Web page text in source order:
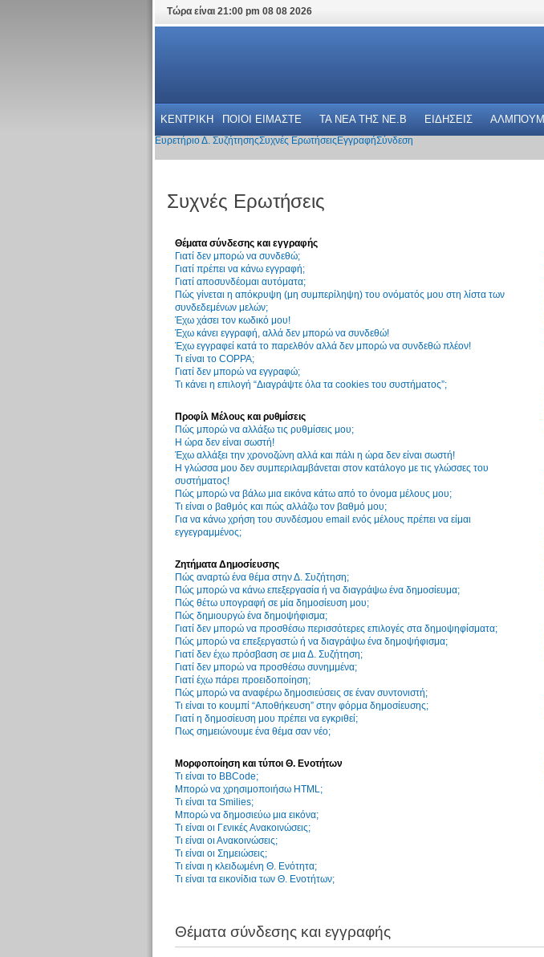
Τώρα είναι 21:00 pm 08 08 2026
ΚΕΝΤΡΙΚΗ ΠΟΙΟΙ ΕΙΜΑΣΤΕ ΤΑ ΝΕΑ THΣ NE.B ΕΙΔΗΣΕΙΣ ΑΛΜΠΟΥΜ
Ευρετήριο Δ. ΣυζήτησηςΣυχνές Ερωτήσεις ΕγγραφήΣύνδεση
Συχνές Ερωτήσεις
Θέματα σύνδεσης και εγγραφής
Γιατί δεν μπορώ να συνδεθώ;
Γιατί πρέπει να κάνω εγγραφή;
Γιατί αποσυνδέομαι αυτόματα;
Πώς γίνεται η απόκρυψη (μη συμπερίληψη) του ονόματός μου στη λίστα των
συνδεδεμένων μελών;
Έχω χάσει τον κωδικό μου!
Έχω κάνει εγγραφή, αλλά δεν μπορώ να συνδεθώ!
Έχω εγγραφεί κατά το παρελθόν αλλά δεν μπορώ να συνδεθώ πλέον!
Τι είναι το COPPA;
Γιατί δεν μπορώ να εγγραφώ;
Τι κάνει η επιλογή “Διαγράψτε όλα τα cookies του συστήματος”;
Προφίλ Μέλους και ρυθμίσεις
Πώς μπορώ να αλλάξω τις ρυθμίσεις μου;
Η ώρα δεν είναι σωστή!
Έχω αλλάξει την χρονοζώνη αλλά και πάλι η ώρα δεν είναι σωστή!
Η γλώσσα μου δεν συμπεριλαμβάνεται στον κατάλογο με τις γλώσσες του
συστήματος!
Πώς μπορώ να βάλω μια εικόνα κάτω από το όνομα μέλους μου;
Τι είναι ο βαθμός και πώς αλλάζω τον βαθμό μου;
Για να κάνω χρήση του συνδέσμου email ενός μέλους πρέπει να είμαι
εγγεγραμμένος;
Ζητήματα Δημοσίευσης
Πώς αναρτώ ένα θέμα στην Δ. Συζήτηση;
Πώς μπορώ να κάνω επεξεργασία ή να διαγράψω ένα δημοσίευμα;
Πώς θέτω υπογραφή σε μία δημοσίευση μου;
Πώς δημιουργώ ένα δημοψήφισμα;
Γιατί δεν μπορώ να προσθέσω περισσότερες επιλογές στα δημοψηφίσματα;
Πώς μπορώ να επεξεργαστώ ή να διαγράψω ένα δημοψήφισμα;
Γιατί δεν έχω πρόσβαση σε μια Δ. Συζήτηση;
Γιατί δεν μπορώ να προσθέσω συνημμένα;
Γιατί έχω πάρει προειδοποίηση;
Πώς μπορώ να αναφέρω δημοσιεύσεις σε έναν συντονιστή;
Τι είναι το κουμπί “Αποθήκευση” στην φόρμα δημοσίευσης;
Γιατί η δημοσίευση μου πρέπει να εγκριθεί;
Πως σημειώνουμε ένα θέμα σαν νέο;
Μορφοποίηση και τύποι Θ. Ενοτήτων
Τι είναι το BBCode;
Μπορώ να χρησιμοποιήσω HTML;
Τι είναι τα Smilies;
Μπορώ να δημοσιεύω μια εικόνα;
Τι είναι οι Γενικές Ανακοινώσεις;
Τι είναι οι Ανακοινώσεις;
Τι είναι οι Σημειώσεις;
Τι είναι η κλειδωμένη Θ. Ενότητα;
Τι είναι τα εικονίδια των Θ. Ενοτήτων;
Θέματα σύνδεσης και εγγραφής